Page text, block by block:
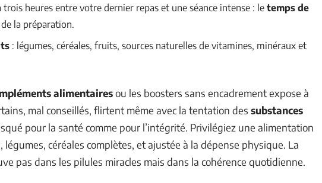
trois heures entre votre dernier repas et une séance intense : le temps de
la préparation.
: légumes, céréales, fruits, sources naturelles de vitamines, minéraux et
alimentairesou les boosters sans encadrement expose à
mal conseillés, flirtent même avec la tentation des substances
pour la santé comme pour l’intégrité. Privilégiez une alimentation
légumes, céréales complètes, et ajustée à la dépense physique. La
pas dans les pilules miracles mais dans la cohérence quotidienne.